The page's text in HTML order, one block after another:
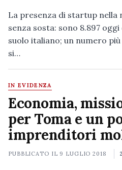
La presenza di startup nella
senza sosta: sono 8.897
suolo italiano; un numero
si…
IN EVIDENZA
Economia,
per Toma e un
imprenditori
PUBBLICATO IL 9 LUGLIO 2018